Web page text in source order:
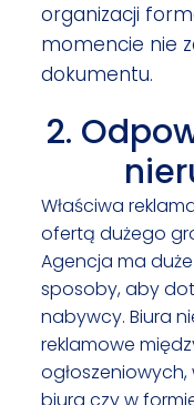
organizacji
momencie nie
dokumentu.
2.
Właściwa
ofertą dużego
Agencja ma
sposoby, aby
nabywcy. Biura
reklamowe